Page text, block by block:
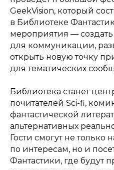
GeekVision, который
в Библиотеке
мероприятия —
для коммуникации,
открыть новую точку
для тематических
Библиотека станет
почитателей Sci-fi,
фантастической
альтернативных
Гости смогут не только
по интересам, но и
Фантастики, где будут